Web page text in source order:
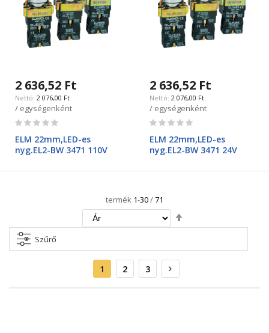
2 636,52 Ft
2 076,00 Ft
/ egységenként
Rating:
ELM 22mm,LED-es
nyg.EL2-BW 3471 110V
2 636,52 Ft
2 076,00 Ft
/ egységenként
Rating:
ELM 22mm,LED-es
nyg.EL2-BW 3471 24V
termék 1-30/71
irány
Szűrő
Oldal
Aktuális
oldal
1 Oldal
2 Oldal
3 Oldal
Következő